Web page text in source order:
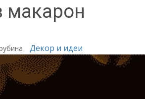
макарон
Декор и идеи